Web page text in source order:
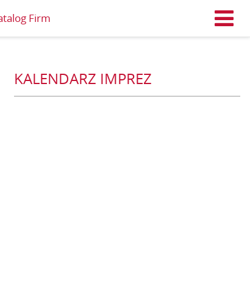
Firm
KALENDARZ IMPREZ